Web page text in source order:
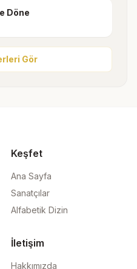
Döne
Gör
Keşfet
Ana Sayfa
Sanatçılar
Alfabetik Dizin
İletişim
Hakkımızda